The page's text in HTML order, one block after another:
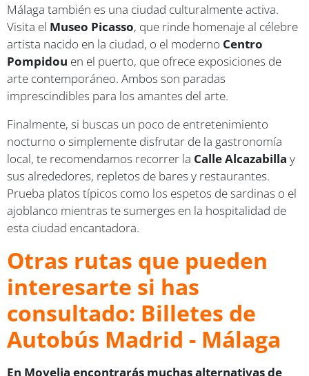
Málaga también es una ciudad culturalmente activa.
Visita el Museo Picasso, que rinde homenaje al célebre
artista nacido en la ciudad, o el moderno Centro
Pompidou en el puerto, que ofrece exposiciones de
arte contemporáneo. Ambos son paradas
imprescindibles para los amantes del arte.
Finalmente, si buscas un poco de entretenimiento
nocturno o simplemente disfrutar de la gastronomía
local, te recomendamos recorrer la Calle Alcazabilla y
sus alrededores, repletos de bares y restaurantes.
Prueba platos típicos como los espetos de sardinas o el
ajoblanco mientras te sumerges en la hospitalidad de
esta ciudad encantadora.
Otras rutas que pueden
interesarte si has
consultado: Billetes de
Autobús Madrid - Málaga
En Movelia encontrarás muchas alternativas de